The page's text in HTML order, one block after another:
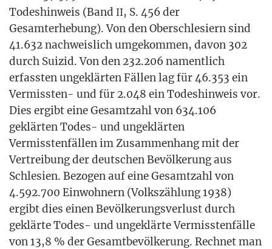
Todes­hin­weis (Band II, S. 456 der
Gesamt­erhe­bung). Von den Ober­schle­si­ern sind
41.632 nach­weis­lich umge­kom­men, davon 302
durch Sui­zid. Von den 232.206 nament­lich
erfass­ten unge­klär­ten Fäl­len lag für 46.353 ein
Ver­miss­ten- und für 2.048 ein Todes­hin­weis vor.
Dies ergibt eine Gesamt­zahl von 634.106
geklär­ten Todes- und unge­klär­ten
Ver­miss­ten­fäl­len im Zusam­men­hang mit der
Ver­trei­bung der deut­schen Bevöl­ke­rung aus
Schle­si­en. Bezo­gen auf eine Gesamt­zahl von
4.592.700 Ein­woh­nern (Volks­zäh­lung 1938)
ergibt dies einen Bevöl­ke­rungs­ver­lust durch
geklär­te Todes- und unge­klär­te Ver­miss­ten­fäl­le
von 13,8 % der Gesamt­be­völ­ke­rung. Rech­net man